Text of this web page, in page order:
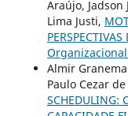
Araújo, Jadson
Lima Justi,
Almir
Paulo Cezar
SCHEDULING: